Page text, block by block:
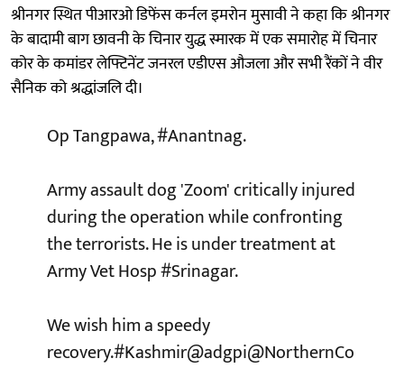
श्रीनगर स्थित पीआरओ डिफेंस कर्नल इमरोन मुसावी ने कहा कि श्रीनगर
के बादामी बाग छावनी के चिनार युद्ध स्मारक में एक समारोह में चिनार
कोर के कमांडर लेफ्टिनेंट जनरल एडीएस औजला और सभी रैंकों ने वीर
सैनिक को श्रद्धांजलि दी।
Op Tangpawa,#Anantnag.
Army assault dog 'Zoom' critically injured
during the operation while confronting
the terrorists. He is under treatment at
Army Vet Hosp#Srinagar.
We wish him a speedy
recovery.#Kashmir@adgpi@NorthernCo